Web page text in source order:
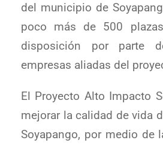
del municipio de
poco más de 500
disposición por parte
empresas aliadas del
El Proyecto Alto Impacto
mejorar la calidad de vida
Soyapango, por medio de